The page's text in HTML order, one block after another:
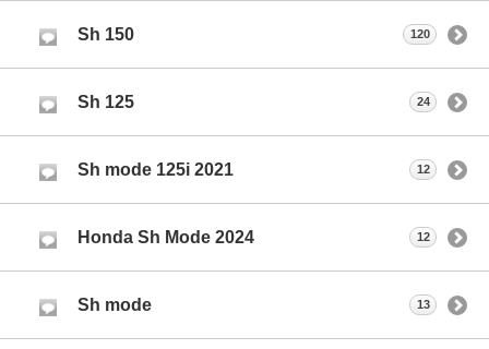
Sh 150 120
Sh 125 24
Sh mode 125i 2021 12
Honda Sh Mode 2024 12
Sh mode 13